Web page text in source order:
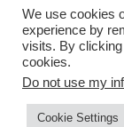
We use cookies
experience by
visits. By clicking
cookies.
Do not use my
Cookie Settings